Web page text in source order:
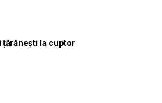
țărănești la cuptor